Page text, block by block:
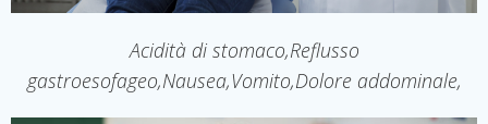
Acidità di stomaco,Reflusso
gastroesofageo,Nausea,Vomito, Dolore addominale,